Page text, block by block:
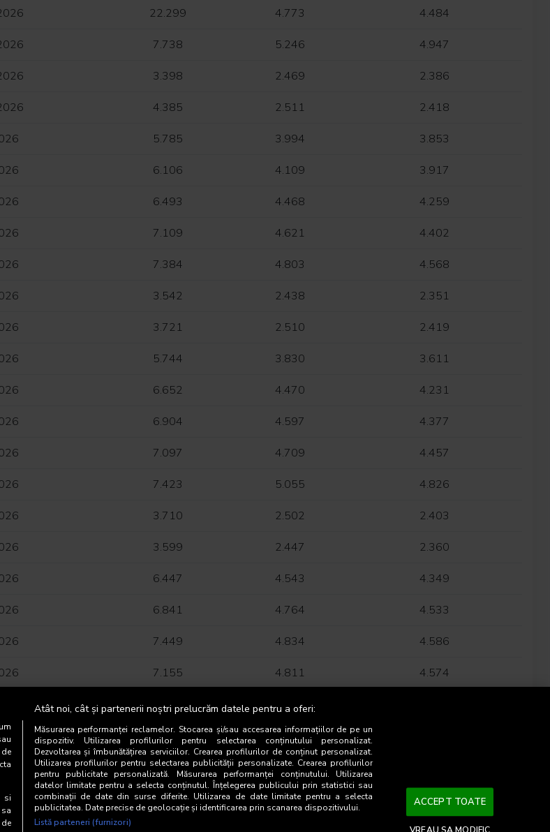
22.299 4.773 4.484
7.738 5.246 4.947
3.398 2.469 2.386
4.385 2.511 2.418
5.785 3.994 3.853
6.106 4.109 3.917
6.493 4.468 4.259
7.109 4.621 4.402
7.384 4.803 4.568
3.542 2.438 2.351
3.721 2.510 2.419
5.744 3.830 3.611
6.652 4.470 4.231
6.904 4.597 4.377
7.097 4.709 4.457
7.423 5.055 4.826
3.710 2.502 2.403
3.599 2.447 2.360
6.447 4.543 4.349
6.841 4.764 4.533
7.449 4.834 4.586
7.155 4.811 4.574
7.915 5.183
3.774 2.422
3.573 2.381
5.647 3.721 3.575
si
Atât noi, cât și partenerii noștri prelucrăm datele pentru a oferi:
Măsurarea performanței reclamelor. Stocarea și/sau accesarea informațiilor de pe un
dispozitiv. Utilizarea profilurilor pentru selectarea conținutului personalizat.
Dezvoltarea și îmbunătățirea serviciilor. Crearea profilurilor de conținut personalizat.
Utilizarea profilurilor pentru selectarea publicității personalizate. Crearea profilurilor
pentru publicitate personalizată. Măsurarea performanței conținutului. Utilizarea
datelor limitate pentru a selecta conținutul. Înțelegerea publicului prin statistici sau
combinații de date din surse diferite. Utilizarea de date limitate pentru a selecta
publicitatea. Date precise de geolocație și identificarea prin scanarea dispozitivului.
Listă parteneri (furnizori)
ACCEPT TOATE
VREAU SA MODIFIC